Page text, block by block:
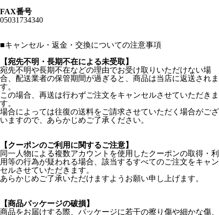
FAX番号
05031734340
■キャンセル・返金・交換についての注意事項
【宛先不明・長期不在による未受取】
宛先不明や長期不在などの理由でお受け取りいただけない場
合、配送業者の保管期間が過ぎると、商品は当店に返送されま
す。
この場合、再送は行わずご注文をキャンセルさせていただきま
す。
場合によっては往復の送料をご請求させていただく場合がござ
いますので、あらかじめご了承ください。
【クーポンのご利用に関するご注意】
同一人物による複数アカウントを使用したクーポンの取得・利
用等の行為が疑われる場合、該当するすべてのご注文をキャン
セルさせていただきます。
あらかじめご了承いただけますようお願い申し上げます。
【商品パッケージの破損】
商品をお届けする際、パッケージに若干の擦り傷や細かな傷、